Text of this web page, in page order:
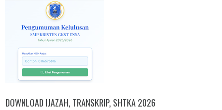
DOWNLOAD IJAZAH, TRANSKRIP, SHTKA 2026